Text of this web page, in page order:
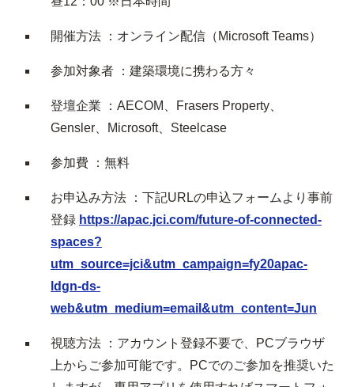
開催方法 ：オンライン配信（Microsoft Teams）
参加対象者 ：建築環境に携わる方々
登壇企業 ：AECOM、Frasers Property、
Gensler、Microsoft、Steelcase
参加費 ：無料
お申込み方法 ：下記URLの申込フォームより事前
登録 https://apac.jci.com/future-of-connected-
spaces?
utm_source=jci&utm_campaign=fy20apac-
ldgn-ds-
web&utm_medium=email&utm_content=Jun
視聴方法 ：アカウント登録不要で、PCブラウザ
上からご参加可能です。PCでのご参加を推奨いた